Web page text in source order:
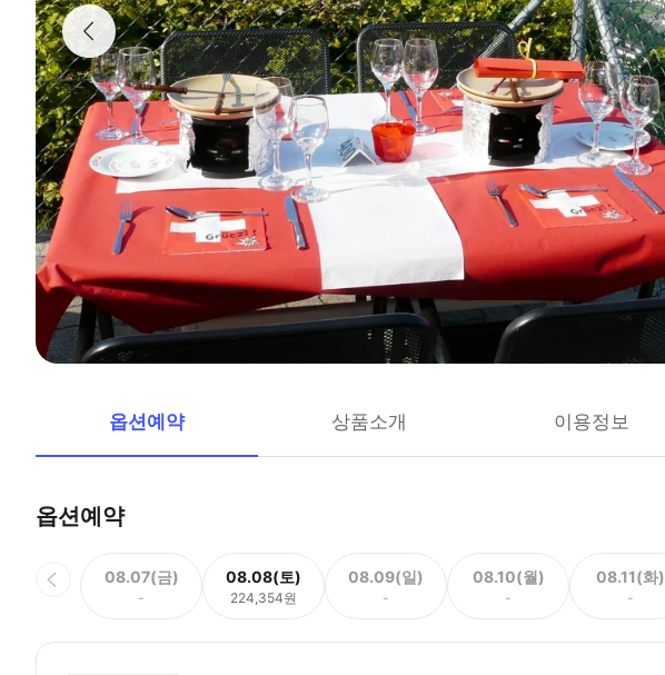
옵션예약 상품소개 이용정보
옵션예약
08.07(금)
-
08.08(토)
224,354원
08.09(일)
-
08.10(월)
-
08.11(화)
-